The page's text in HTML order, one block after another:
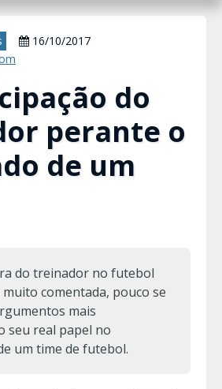
16/10/2017
do
perante o
de um
do treinador no futebol
comentada, pouco se
mais
seu real papel no
um time de futebol.